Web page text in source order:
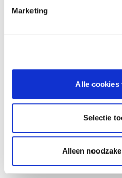
Marketing
Alle cookies
Selectie
Alleen